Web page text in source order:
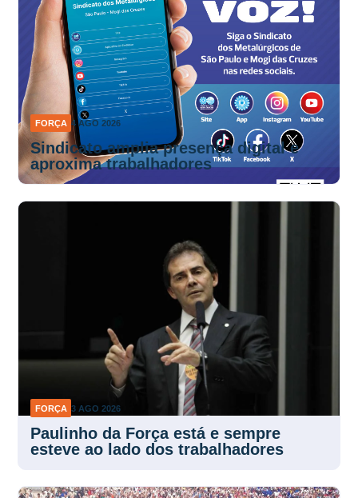
FORÇA 4 AGO 2026
Sindicato amplia presença digital e
aproxima trabalhadores
FORÇA 3 AGO 2026
Paulinho da Força está e sempre
esteve ao lado dos trabalhadores